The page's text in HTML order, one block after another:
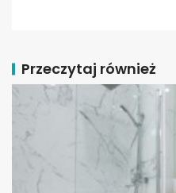
Przeczytaj również